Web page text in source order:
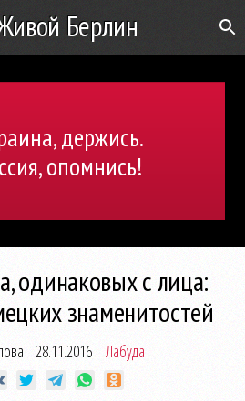
Берлин
держись.
опомнись!
одинаковых с лица:
знаменитостей
28.11.2016 Лабуда